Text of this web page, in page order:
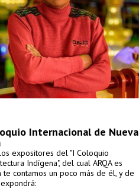
Internacional de Nueva
expositores del "I Coloquio
Indígena", del cual ARQA es
te contamos un poco más de él, y de